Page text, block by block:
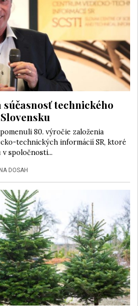
súčasnosť technického
80. výročie založenia
technických informácií SR, ktoré
spoločnosti...
DOSAH